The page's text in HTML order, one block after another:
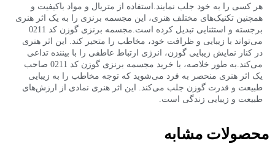
هر کسی را به خود جلب نمایند.استفاده از متریال و مواد باکیفیت و
همچنین تکنیک‌های مختلف هنری، این مجسمه برنزی را به یک اثر هنری
برجسته و استثنایی تبدیل کرده است.مجسمه برنزی گوزن کد 0211
می‌تواند با زیبایی و ظرافت خود، مخاطب را متحیر کند. این اثر هنری
در کنار نمایش زیبایی گوزن، انرژی ارتباط عاطفی را با بیننده تداعی
می‌کند.به طور خلاصه، با خرید مجسمه برنزی
گوزن کد 0211 صاحب
یک اثر هنری منحصر به فرد می‌شوید که توجه مخاطب را به زیبایی
طبیعت و قدرت گوزن جلب می‌کند. این اثر هنری نمادی از ارزش‌های
طبیعت و زیبایی زندگی است.
محصولات مشابه